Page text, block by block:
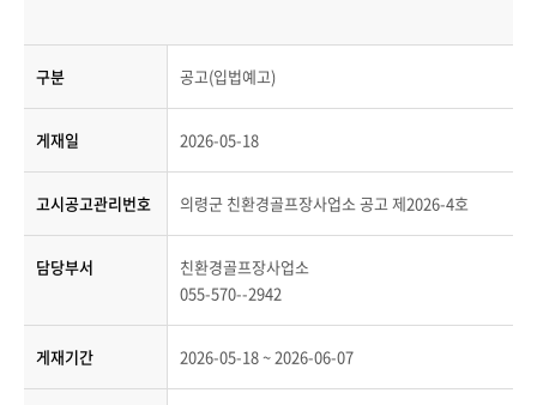
구분 공고(입법예고)
게재일 2026-05-18
고시공고관리번호 의령군 친환경골프장사업소 공고 제2026-4호
담당부서
친환경골프장사업소
055-570--2942
게재기간 2026-05-18 ~ 2026-06-07